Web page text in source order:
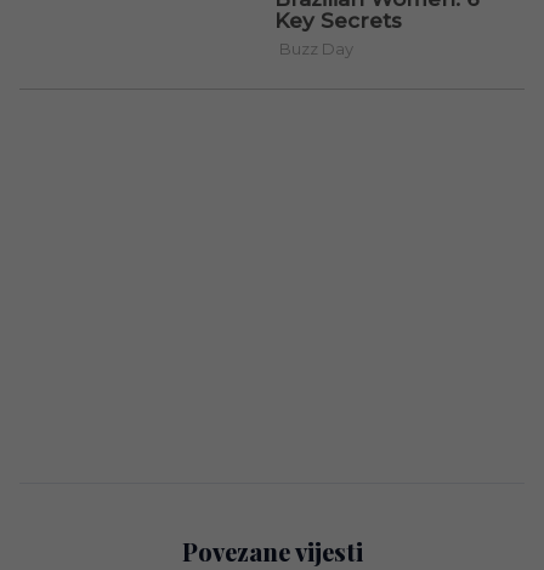
Povezane vijesti